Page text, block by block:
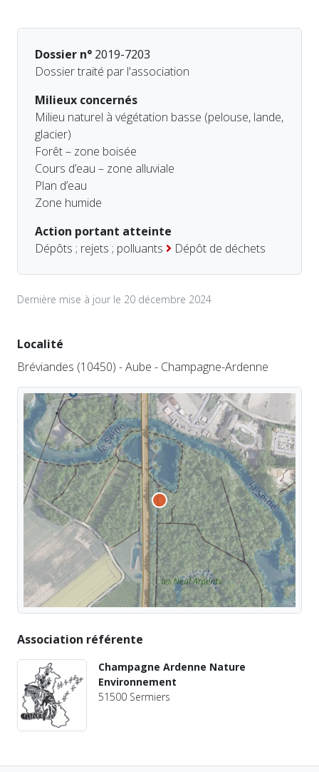
Dossier n° 2019-7203
Dossier traité par l'association
Milieux concernés
Milieu naturel à végétation basse (pelouse, lande,
glacier)
Forêt – zone boisée
Cours d’eau – zone alluviale
Plan d’eau
Zone humide
Action portant atteinte
Dépôts ; rejets ; polluants
Dépôt de déchets
Dernière mise à jour le 20 décembre 2024
Localité
Bréviandes (10450) - Aube - Champagne-Ardenne
Association référente
Champagne Ardenne Nature
Environnement
51500 Sermiers